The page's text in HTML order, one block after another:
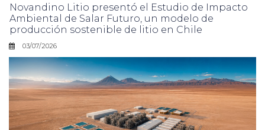
Novandino Litio presentó el Estudio de Impacto
Ambiental de Salar Futuro, un modelo de
producción sostenible de litio en Chile
03/07/2026